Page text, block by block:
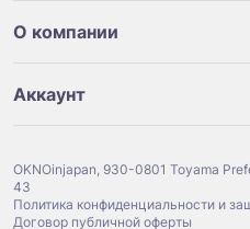
О компании
Аккаунт
OKNOinjapan, 930-0801 Toyama
43
Политика конфиденциальности и
Договор публичной оферты